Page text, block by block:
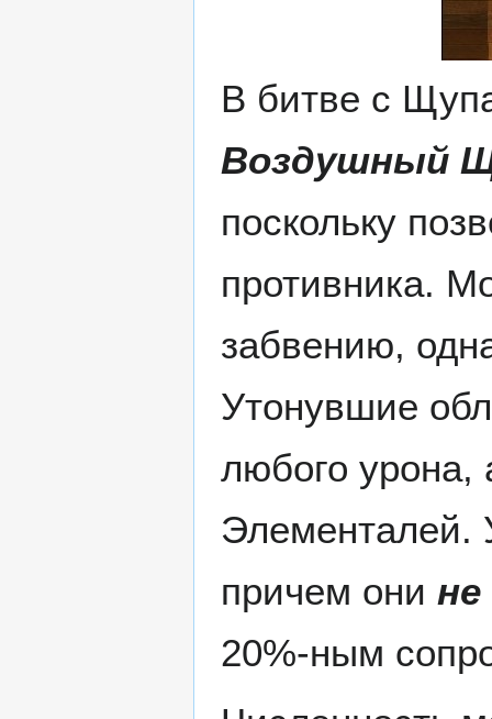
В битве с
Воздушный
поскольку
противника.
забвению,
Утонувшие
любого урона,
Элементалей.
причем они
20%-ным